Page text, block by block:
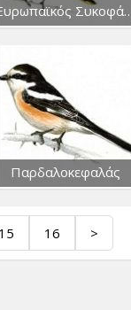
Παρδαλοκεφαλάς
15 16 >